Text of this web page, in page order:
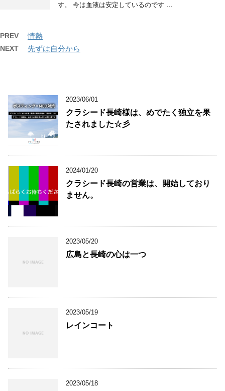
す。 今は血液は安定しているのです …
PREV 情熱
NEXT 先ずは自分から
2023/06/01
クラシード長崎様は、めでたく独立を果
たされました☆彡
2024/01/20
クラシード長崎の営業は、開始しており
ません。
2023/05/20
広島と長崎の心は一つ
2023/05/19
レインコート
2023/05/18